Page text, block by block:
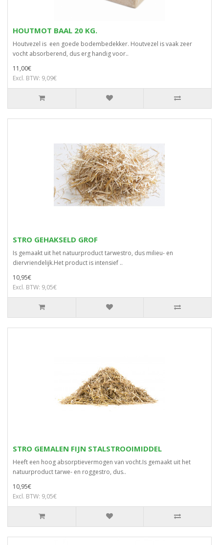
HOUTMOT BAAL 20 KG.
Houtvezel is een goede bodembedekker. Houtvezel is vaak zeer
vocht absorberend, dus erg handig voor..
11,00€
Excl. BTW: 9,09€
STRO GEHAKSELD GROF
Is gemaakt uit het natuurproduct tarwestro, dus milieu- en
diervriendelijk.Het product is intensief ..
10,95€
Excl. BTW: 9,05€
STRO GEMALEN FIJN STALSTROOIMIDDEL
Heeft een hoog absorptievermogen van vocht.Is gemaakt uit het
natuurproduct tarwe- en roggestro, dus..
10,95€
Excl. BTW: 9,05€